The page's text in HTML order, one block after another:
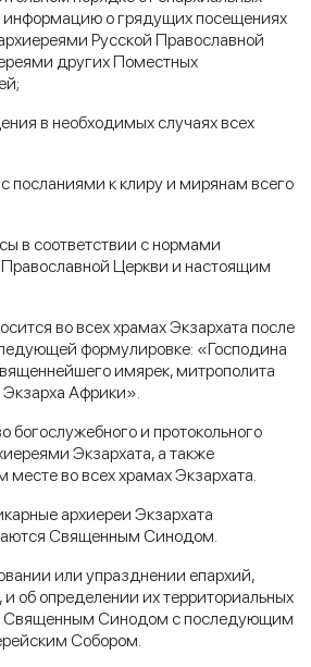
информацию о грядущих посещениях
Русской Православной
других Поместных
в необходимых случаях всех
посланиями к клиру и мирянам всего
в соответствии с нормами
Православной Церкви и настоящим
во всех храмах Экзархата после
формулировке: «Господина
имярек, митрополита
Африки».
богослужебного и протокольного
Экзархата, а также
месте во всех храмах Экзархата.
архиереи Экзархата
Священным Синодом.
или упразднении епархий,
об определении их территориальных
Священным Синодом с последующим
Собором.